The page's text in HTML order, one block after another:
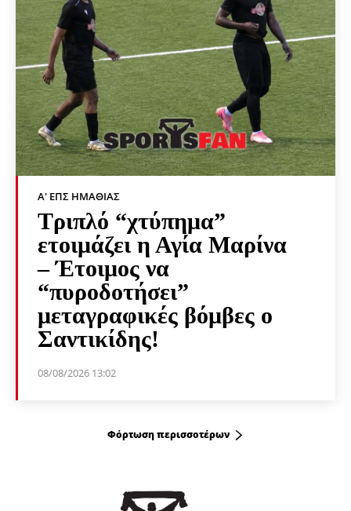
Α' ΕΠΣ ΗΜΑΘΊΑΣ
Τριπλό “χτύπημα”
ετοιμάζει η Αγία Μαρίνα
– Έτοιμος να
“πυροδοτήσει”
μεταγραφικές βόμβες ο
Σαντικίδης!
08/08/2026 13:02
Φόρτωση περισσοτέρων